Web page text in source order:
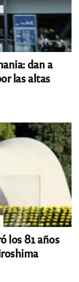
dan a
las altas
los 81 años